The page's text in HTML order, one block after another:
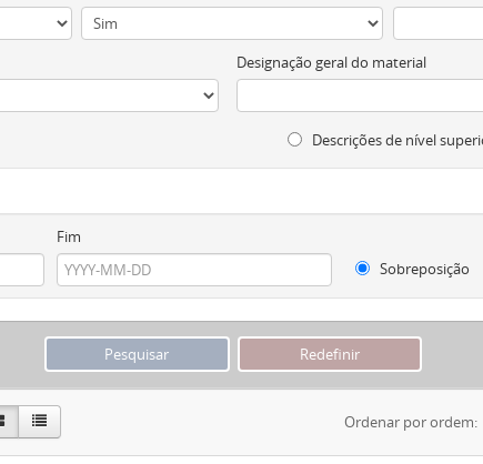
Designação geral do material
Descrições de nível
Fim
Sobreposição
Ordenar por ordem: